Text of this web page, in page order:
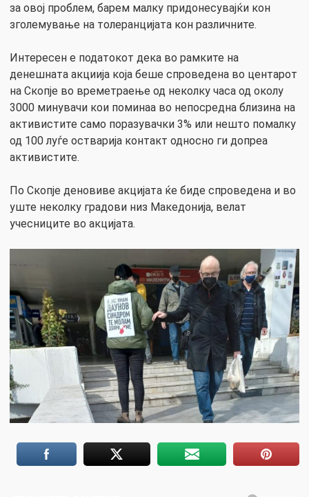
за овој проблем, барем малку придонесувајќи кон
зголемување на толеранцијата кон различните.
Интересен е податокот дека во рамките на
денешната акциија која беше спроведена во центарот
на Скопје во времетраење од неколку часа од околу
3000 минувачи кои поминаа во непосредна близина на
активистите само поразувачки 3% или нешто помалку
од 100 луѓе остварија контакт односно ги допреа
активистите.
По Скопје деновиве акцијата ќе биде спроведена и во
уште неколку градови низ Македонија, велат
учесниците во акцијата.